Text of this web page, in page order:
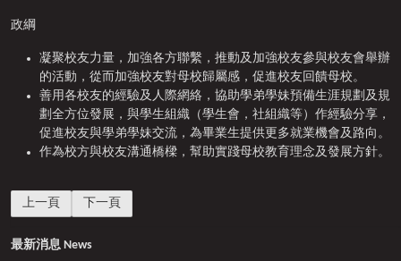
政綱
凝聚校友力量，加強各方聯繫，推動及加強校友參與校友會舉辦
的活動，從而加強校友對母校歸屬感，促進校友回饋母校。
善用各校友的經驗及人際網絡，協助學弟學妹預備生涯規劃及規
劃全方位發展，與學生組織（學生會，社組織等）作經驗分享，
促進校友與學弟學妹交流，為畢業生提供更多就業機會及路向。
作為校方與校友溝通橋樑，幫助實踐母校教育理念及發展方針。
上一篇文章: 校友會第四屆執委會
上一頁 下一篇文章: 15th Anniversary Celebration cum Alumni
下一頁
最新消息 News